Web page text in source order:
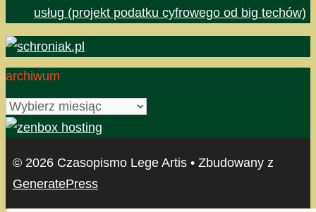
usług (projekt podatku cyfrowego od big techów)
archiwum
archiwum
© 2026 Czasopismo Lege Artis • Zbudowany z
GeneratePress